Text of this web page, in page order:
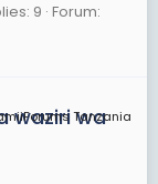
9 Forum:
Tanzania
waziri wa